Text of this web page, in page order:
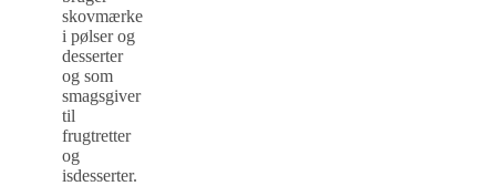
skovmærke
i pølser og
desserter
og som
smagsgiver
til
frugtretter
og
isdesserter.